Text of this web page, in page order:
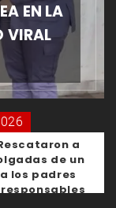
EN LA
VIRAL
a
de un
los padres